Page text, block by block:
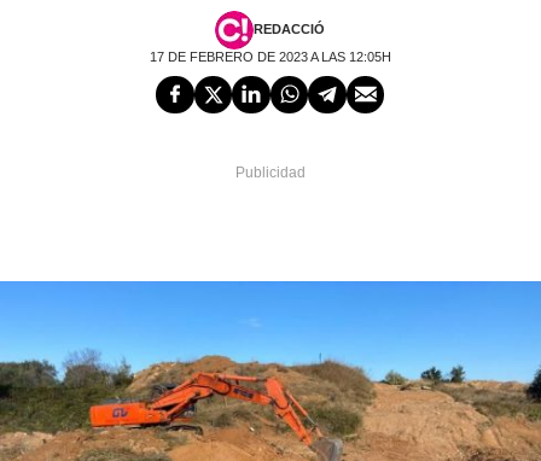
REDACCIÓ
17 DE FEBRERO DE 2023 A LAS 12:05H